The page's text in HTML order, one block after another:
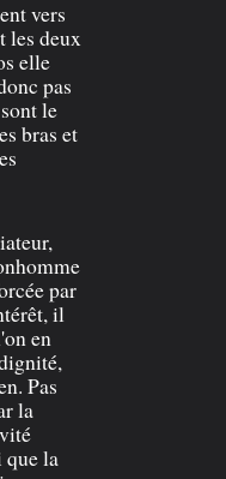
vers
les deux
elle
pas
le
bras et
par
il
en
Pas
la
que la